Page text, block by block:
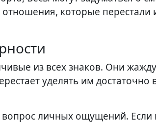
которые перестали
из всех знаков. Они
уделять им достаточно
вопрос личных ощущений.